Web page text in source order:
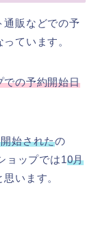
通販などでの予
ています。
での予約開始日
始されたの
ョップでは10月
います。